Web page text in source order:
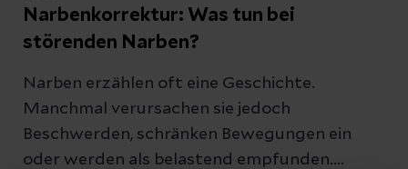
Narbenkorrektur: Was tun bei
störenden Narben?
Narben erzählen oft eine Geschichte.
Manchmal verursachen sie jedoch
Beschwerden, schränken Bewegungen ein
oder werden als belastend empfunden.